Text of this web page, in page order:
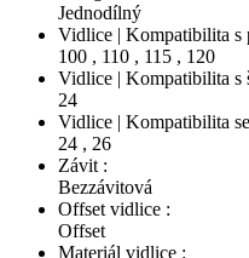
Jednodílný
Vidlice | Kompatibilita s
100 , 110 , 115 , 120
Vidlice | Kompatibilita s
24
Vidlice | Kompatibilita
24 , 26
Závit :
Bezzávitová
Offset vidlice :
Offset
Materiál vidlice :